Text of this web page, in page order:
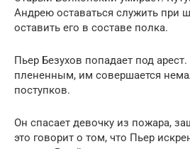
Андрею оставаться служить при
оставить его в составе полка.
Пьер Безухов попадает под
плененным, им совершается
поступков.
Он спасает девочку из пожара,
это говорит о том, что Пьер